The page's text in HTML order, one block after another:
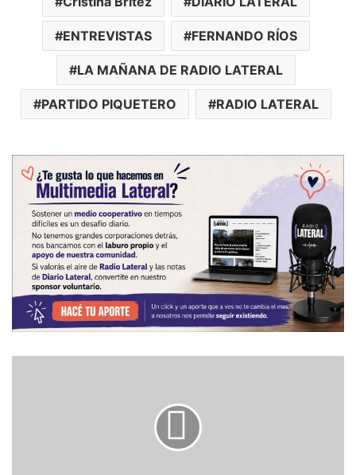
ENTREVISTAS FERNANDO RÍOS
LA MAÑANA DE RADIO LATERAL
PARTIDO PIQUETERO RADIO LATERAL